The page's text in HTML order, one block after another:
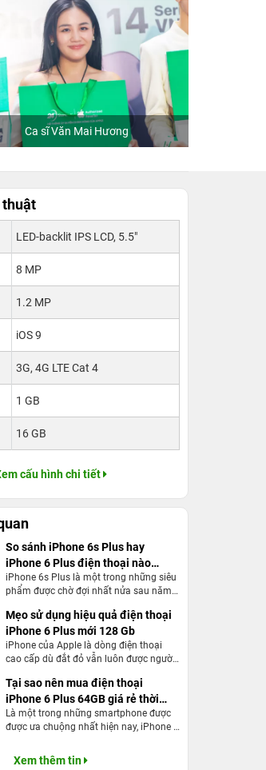
Ca sĩ Văn Mai Hương
thuật
LED-backlit IPS LCD, 5.5"
8 MP
1.2 MP
iOS 9
3G, 4G LTE Cat 4
1 GB
16 GB
cấu hình chi tiết
So sánh iPhone 6s Plus hay
iPhone 6 Plus điện thoại nào
ĐẲNG CẤP hơn?
iPhone 6s Plus là một trong những siêu
phẩm được chờ đợi nhất nửa sau năm
Plus có thật sự là một đợt nâng cấp
đáng giá?
Mẹo sử dụng hiệu quả điện thoại
iPhone 6 Plus mới 128 Gb
iPhone của Apple là dòng điện thoại
cao cấp dù đắt đỏ vẫn luôn được người
và chất lượng đã được khẳng định.
Tại sao nên mua điện thoại
iPhone 6 Plus 64GB giá rẻ thời
điểm này?
Là một trong những smartphone được
được ưa chuộng nhất hiện nay, iPhone 6
cấp của Apple, sở hữu tính năng nổi bật
cùng mức giá hấp dẫn.
Xem thêm tin